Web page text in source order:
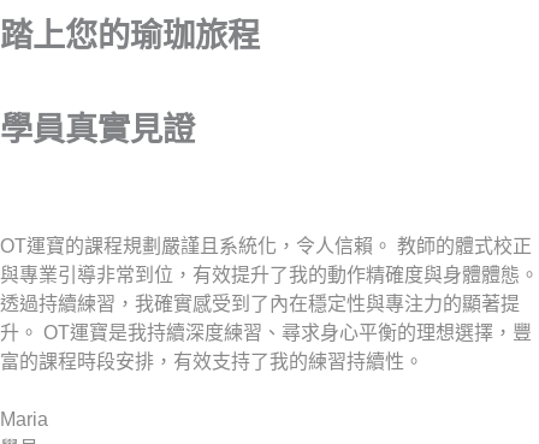
踏上您的瑜珈旅程
學員真實見證
OT運寶的課程規劃嚴謹且系統化，令人信賴。 教師的體式校正
與專業引導非常到位，有效提升了我的動作精確度與身體體態。
透過持續練習，我確實感受到了內在穩定性與專注力的顯著提
升。 OT運寶是我持續深度練習、尋求身心平衡的理想選擇，豐
富的課程時段安排，有效支持了我的練習持續性。
Maria